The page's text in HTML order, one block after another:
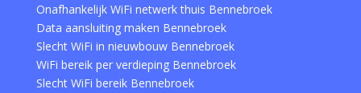
Onafhankelijk WiFi netwerk thuis Bennebroek
Data aansluiting maken Bennebroek
Slecht WiFi in nieuwbouw Bennebroek
WiFi bereik per verdieping Bennebroek
Slecht WiFi bereik Bennebroek